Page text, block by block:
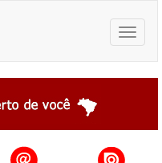
Toggle